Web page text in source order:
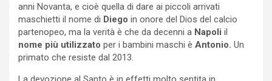
anni Novanta, e cioè quella di dare ai piccoli arrivati
maschietti il nome di Diego in onore del Dios del calcio
partenopeo, ma la verità è che da decenni a Napoli il
nome più utilizzato per i bambini maschi è Antonio. Un
primato che resiste dal 2013.